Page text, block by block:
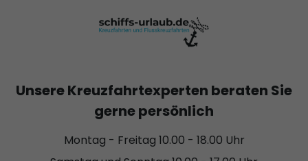
Unsere Kreuzfahrtexperten beraten Sie
gerne persönlich
Montag - Freitag 10.00 - 18.00 Uhr